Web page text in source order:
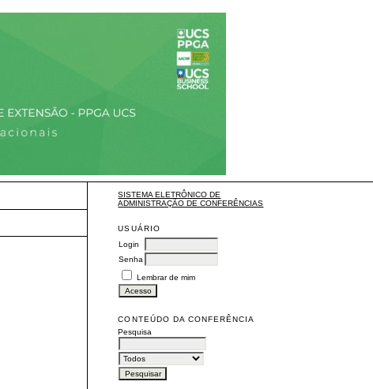
SISTEMA ELETRÔNICO DE
ADMINISTRAÇÃO DE CONFERÊNCIAS
USUÁRIO
Login
Senha
Lembrar de mim
CONTEÚDO DA CONFERÊNCIA
Pesquisa